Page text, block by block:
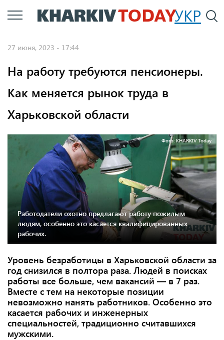
Перейти
к
УКР
27 июня, 2023 - 17:44
На работу требуются пенсионеры.
Как меняется рынок труда в
Харьковской области
Фото: KHARKIV Today
Работодатели охотно предлагают работу пожилым
людям, особенно это касается квалифицированных
рабочих.
Уровень безработицы в Харьковской области за
год снизился в полтора раза. Людей в поисках
работы все больше, чем вакансий — в 7 раз.
Вместе с тем на некоторые позиции
невозможно нанять работников. Особенно это
касается рабочих и инженерных
специальностей, традиционно считавшихся
мужскими.